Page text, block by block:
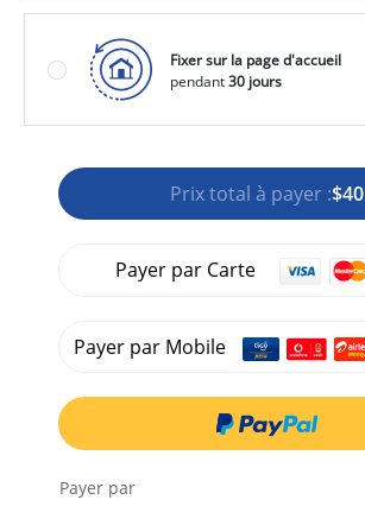
Fixer sur la page d'accueil
pendant30 jours
Prix total à payer :$40
Payer par Carte
Payer par Mobile
Payer par